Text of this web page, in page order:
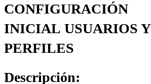
CONFIGURACIÓN
INICIAL USUARIOS Y
PERFILES
Descripción: